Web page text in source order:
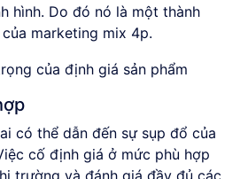
hình. Do đó nó là một thành
marketing mix 4p.
có thể dẫn đến sự sụp đổ của
cố định giá ở mức phù hợp